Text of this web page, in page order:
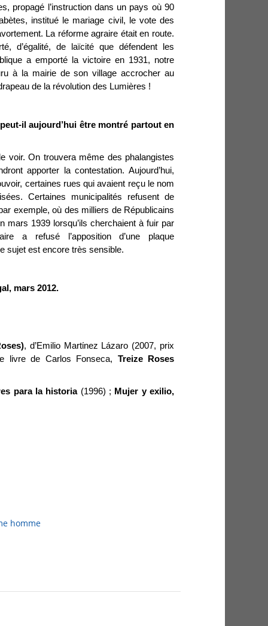
propagé l’instruction dans un pays où 90
institué le mariage civil, le vote des
La réforme agraire était en route.
d’égalité, de laïcité que défendent les
a emporté la victoire en 1931, notre
à la mairie de son village accrocher au
de la révolution des Lumières !
il aujourd’hui être montré partout en
voir. On trouvera même des phalangistes
apporter la contestation. Aujourd’hui,
certaines rues qui avaient reçu le nom
Certaines municipalités refusent de
exemple, où des milliers de Républicains
mars 1939 lorsqu’ils cherchaient à fuir par
a refusé l’apposition d’une plaque
sujet est encore très sensible.
mars 2012.
, d’Emilio Martίnez Lázaro (2007, prix
livre de Carlos Fonseca, Treize Roses
para la historia(1996) ; Mujer y exilio,
homme